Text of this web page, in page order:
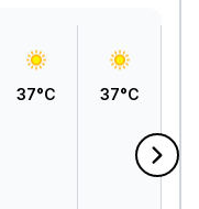
37°C 37°C